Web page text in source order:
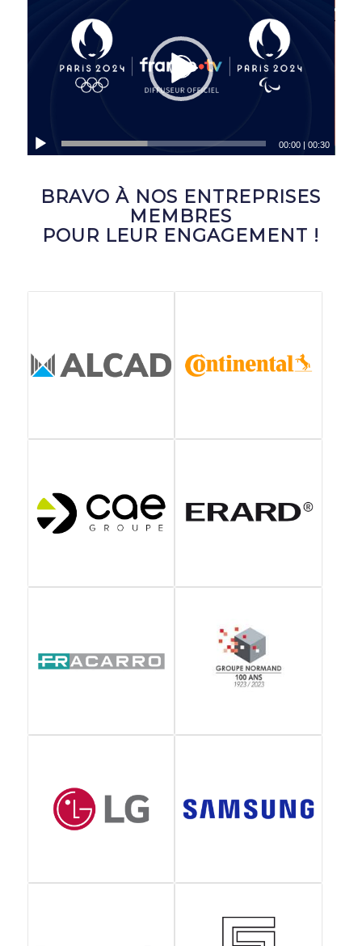
00:00 |00:30
BRAVO À NOS ENTREPRISES
MEMBRES
POUR LEUR ENGAGEMENT !